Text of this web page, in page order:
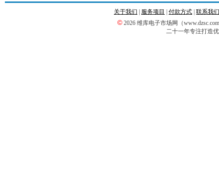
关于我们 服务项目 付款方式 联系我们
© 2026 维库电子市场网（
二十一年专注打造